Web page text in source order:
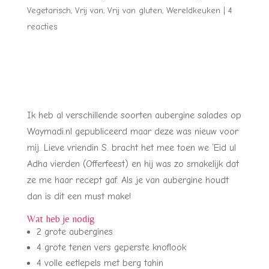
Vegetarisch, Vrij van, Vrij van gluten, Wereldkeuken
4
reacties
Ik heb al verschillende soorten aubergine salades op
Waymadi.nl gepubliceerd maar deze was nieuw voor
mij. Lieve vriendin S. bracht het mee toen we ‘Eid ul
Adha vierden (Offerfeest) en hij was zo smakelijk dat
ze me haar recept gaf. Als je van aubergine houdt
dan is dit een must make!
Wat heb je nodig
2 grote aubergines
4 grote tenen vers geperste knoflook
4 volle eetlepels met berg tahin